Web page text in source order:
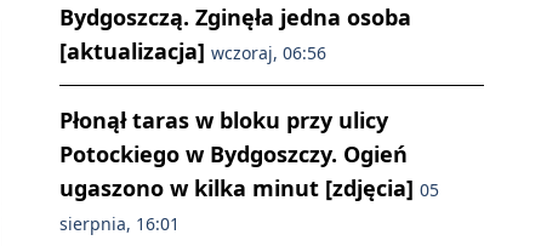
Bydgoszczą. Zginęła jedna osoba
[aktualizacja] wczoraj, 06:56
Płonął taras w bloku przy ulicy
Potockiego w Bydgoszczy. Ogień
ugaszono w kilka minut [zdjęcia] 05
sierpnia, 16:01